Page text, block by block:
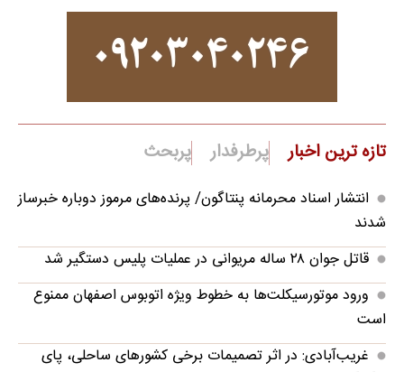
تازه ترین اخبار پرطرفدار پربحث
انتشار اسناد محرمانه پنتاگون/ پرنده‌های مرموز دوباره خبرساز
شدند
قاتل جوان ۲۸ ساله مریوانی در عملیات پلیس دستگیر شد
ورود موتورسیکلت‌ها به خطوط ویژه اتوبوس اصفهان ممنوع
است
غریب‌آبادی: در اثر تصمیمات برخی کشورهای ساحلی، پای